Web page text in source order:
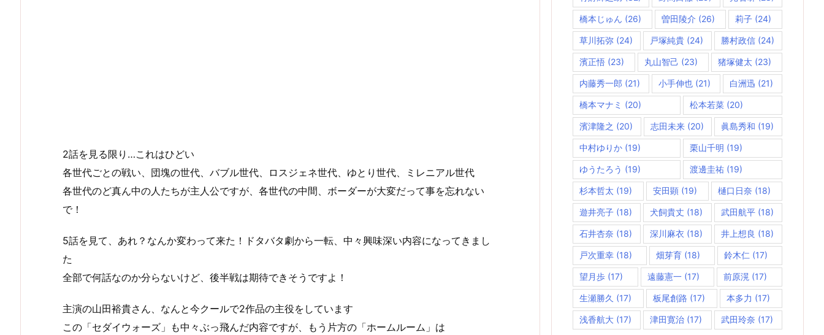
2話を見る限り…これはひどい
各世代ごとの戦い、団塊の世代、バブル世代、ロスジェネ世代、ゆとり世代、ミレニアル世代
各世代のど真ん中の人たちが主人公ですが、各世代の中間、ボーダーが大変だって事を忘れない
で！
5話を見て、あれ？なんか変わって来た！ドタバタ劇から一転、中々興味深い内容になってきまし
た
全部で何話なのか分らないけど、後半戦は期待できそうですよ！
主演の山田裕貴さん、なんと今クールで2作品の主役をしています
この「セダイウォーズ」も中々ぶっ飛んだ内容ですが、もう片方の「ホームルーム」は
橋本じゅん (26) 曽田陵介 (26) 莉子 (24)
草川拓弥 (24) 戸塚純貴 (24) 勝村政信(24)
濱正悟 (23) 丸山智己 (23) 猪塚健太 (23)
内藤秀一郎 (21) 小手伸也 (21) 白洲迅 (21)
橋本マナミ (20) 松本若菜 (20)
濱津隆之 (20) 志田未来(20) 眞島秀和 (19)
中村ゆりか (19) 栗山千明 (19)
ゆうたろう (19) 渡邊圭祐 (19)
杉本哲太 (19) 安田顕 (19) 樋口日奈 (18)
遊井亮子 (18) 犬飼貴丈 (18) 武田航平(18)
石井杏奈 (18) 深川麻衣 (18) 井上想良 (18)
戸次重幸 (18) 畑芽育 (18) 鈴木仁 (17)
望月歩 (17) 遠藤憲一(17) 前原滉 (17)
生瀬勝久 (17) 板尾創路 (17) 本多力 (17)
浅香航大 (17) 津田寛治 (17) 武田玲奈 (17)